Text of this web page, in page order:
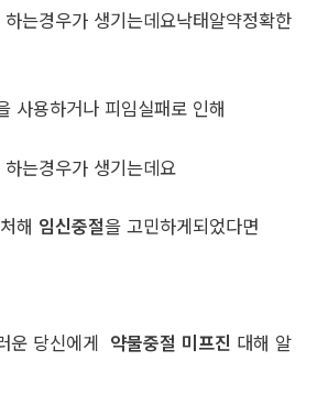
는경우가 생기는데요낙­태알약정확한
사용하거나 피임실패로 인해
는경우가 생기는데요
해 임신중절을 고민하게되었다면
운 당신에게 약물중절 미프진 대해 알